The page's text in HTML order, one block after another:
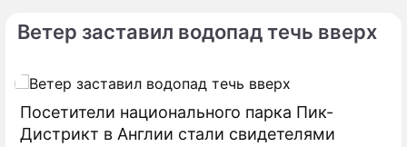
Ветер заставил водопад течь вверх
Посетители национального парка Пик-
Дистрикт в Англии стали свидетелями